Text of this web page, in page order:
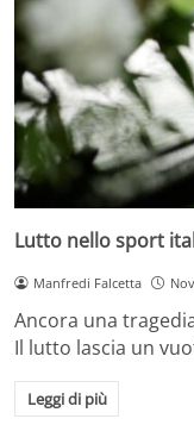
Lutto nello sport
Manfredi Falcetta
Ancora una
Il lutto lascia un
Leggi di più